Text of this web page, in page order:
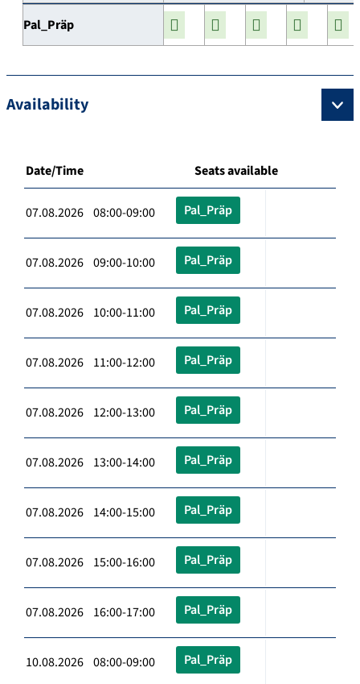
Pal_Präp
Availability
Date/Time Seats available
07.08.2026 08:00-09:00 Pal_Präp
07.08.2026 09:00-10:00 Pal_Präp
07.08.2026 10:00-11:00 Pal_Präp
07.08.2026 11:00-12:00 Pal_Präp
07.08.2026 12:00-13:00 Pal_Präp
07.08.2026 13:00-14:00 Pal_Präp
07.08.2026 14:00-15:00 Pal_Präp
07.08.2026 15:00-16:00 Pal_Präp
07.08.2026 16:00-17:00 Pal_Präp
10.08.2026 08:00-09:00 Pal_Präp